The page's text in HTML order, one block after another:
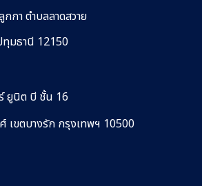
กกาตำบลลาดสวาย
ทุมธานี 12150
ร์ ยูนิต บี ชั้น 16
เขตบางรัก กรุงเทพฯ 10500